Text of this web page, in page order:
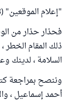
"إعلام الموقعين" (3/283).
فحذار حذار من
ذلك المقام الخطر
السلامة ، لدينك
وننصح بمراجعة
أحمد إسماعيل ،